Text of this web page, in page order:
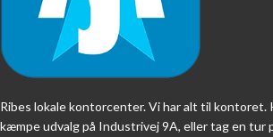
Ribes lokale kontorcenter. Vi har alt til kontoret.
kæmpe udvalg på Industrivej 9A, eller tag en tur